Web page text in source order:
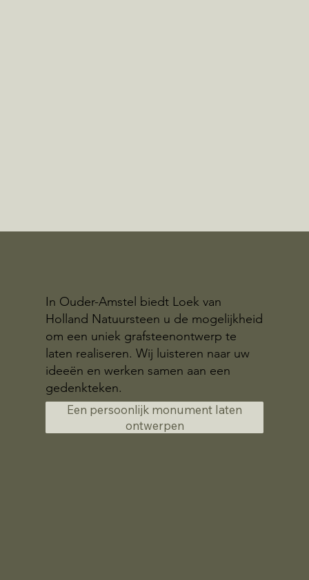
In Ouder-Amstel biedt Loek van
Holland Natuursteen u de mogelijkheid
om een uniek grafsteenontwerp te
laten realiseren. Wij luisteren naar uw
ideeën en werken samen aan een
gedenkteken.
Een persoonlijk monument laten
ontwerpen